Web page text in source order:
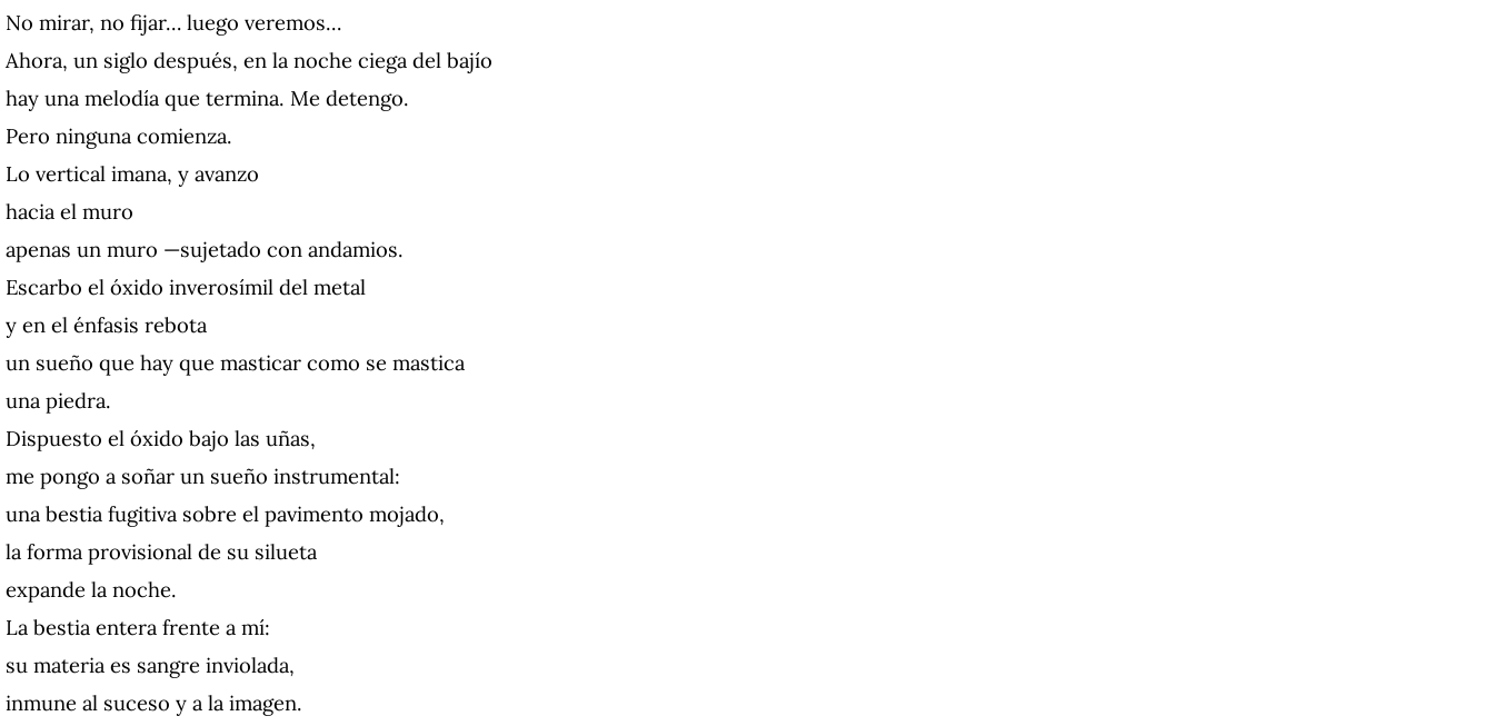
No mirar, no fijar… luego veremos…
Ahora, un siglo después, en la noche ciega del bajío
hay una melodía que termina. Me detengo.
Pero ninguna comienza.
Lo vertical imana, y avanzo
hacia el muro
apenas un muro —sujetado con andamios.
Escarbo el óxido inverosímil del metal
y en el énfasis rebota
un sueño que hay que masticar como se mastica
una piedra.
Dispuesto el óxido bajo las uñas,
me pongo a soñar un sueño instrumental:
una bestia fugitiva sobre el pavimento mojado,
la forma provisional de su silueta
expande la noche.
La bestia entera frente a mí:
su materia es sangre inviolada,
inmune al suceso y a la imagen.